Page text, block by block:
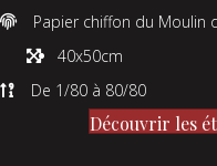
Papier chiffon du Moulin
40x50cm
De 1/80 à 80/80
Découvrir les